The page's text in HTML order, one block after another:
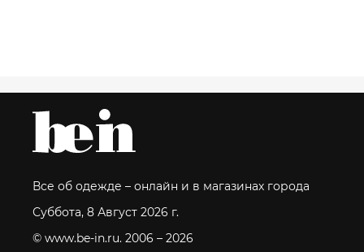
Все об одежде – онлайн и в магазинах города
Суббота, 8 Август 2026 г.
© www.be-in.ru. 2006 – 2026